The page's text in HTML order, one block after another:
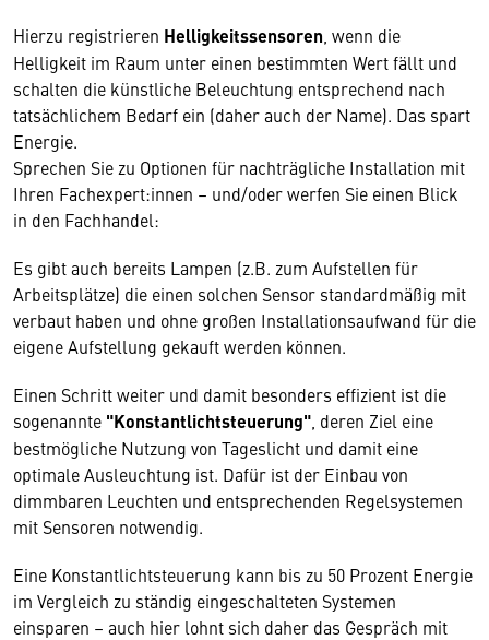
Hierzu registrieren Helligkeitssensoren , wenn die
Helligkeit im Raum unter einen bestimmten Wert fällt und
schalten die künstliche Beleuchtung entsprechend nach
tatsächlichem Bedarf ein (daher auch der Name). Das spart
Energie.
Sprechen Sie zu Optionen für nachträgliche Installation mit
Ihren Fachexpert:innen – und/oder werfen Sie einen Blick
in den Fachhandel:
Es gibt auch bereits Lampen (z.B. zum Aufstellen für
Arbeitsplätze) die einen solchen Sensor standardmäßig mit
verbaut haben und ohne großen Installationsaufwand für die
eigene Aufstellung gekauft werden können.
Einen Schritt weiter und damit besonders effizient ist die
sogenannte "Konstantlichtsteuerung" , deren Ziel eine
bestmögliche Nutzung von Tageslicht und damit eine
optimale Ausleuchtung ist. Dafür ist der Einbau von
dimmbaren Leuchten und entsprechenden Regelsystemen
mit Sensoren notwendig.
Eine Konstantlichtsteuerung kann bis zu 50 Prozent Energie
im Vergleich zu ständig eingeschalteten Systemen
einsparen – auch hier lohnt sich daher das Gespräch mit